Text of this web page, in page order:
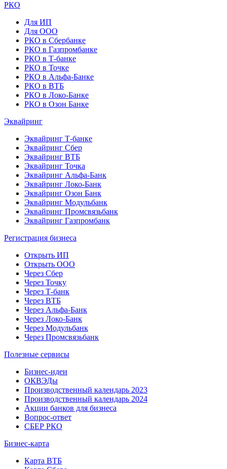
РКО
Для ИП
Для ООО
РКО в Сбербанке
РКО в Газпромбанке
РКО в Т-банке
РКО в Точке
РКО в Альфа-Банке
РКО в ВТБ
РКО в Локо-Банке
РКО в Озон Банке
Эквайринг
Эквайринг Т-банке
Эквайринг Сбер
Эквайринг ВТБ
Эквайринг Точка
Эквайринг Альфа-Банк
Эквайринг Локо-Банк
Эквайринг Озон Банк
Эквайринг Модульбанк
Эквайринг Промсвязьбанк
Эквайринг Газпромбанк
Регистрация бизнеса
Открыть ИП
Открыть ООО
Через Сбер
Через Точку
Через Т-банк
Через ВТБ
Через Альфа-Банк
Через Локо-Банк
Через Модульбанк
Через Промсвязьбанк
Полезные сервисы
Бизнес-идеи
ОКВЭДы
Производственный календарь 2023
Производственный календарь 2024
Акции банков для бизнеса
Вопрос-ответ
СБЕР РКО
Бизнес-карта
Карта ВТБ